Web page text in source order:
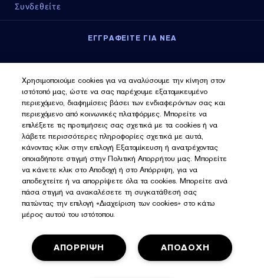
Συνδεθείτε
ΕΓΓΡΑΦΕΙΤΕ ΓΙΑ ΝΕΑ
Χρησιμοποιούμε cookies για να αναλύσουμε την κίνηση στον
ιστότοπό μας, ώστε να σας παρέχουμε εξατομικευμένο
περιεχόμενο, διαφημίσεις βάσει των ενδιαφερόντων σας και
περιεχόμενο από κοινωνικές πλατφόρμες. Μπορείτε να
επιλέξετε τις προτιμήσεις σας σχετικά με τα cookies ή να
λάβετε περισσότερες πληροφορίες σχετικά με αυτά,
κάνοντας κλικ στην επιλογή Εξατομίκευση ή ανατρέχοντας
οποιαδήποτε στιγμή στην Πολιτική Απορρήτου μας. Μπορείτε
να κάνετε κλικ στο Αποδοχή ή στο Απόρριψη, για να
αποδεχτείτε ή να απορρίψετε όλα τα cookies. Μπορείτε ανά
πάσα στιγμή να ανακαλέσετε τη συγκατάθεσή σας
πατώντας την επιλογή «Διαχείριση των cookies» στο κάτω
μέρος αυτού του ιστότοπου.
ΑΠΟΔΟΧΗ
ΑΠΟΡΡΙΨΗ